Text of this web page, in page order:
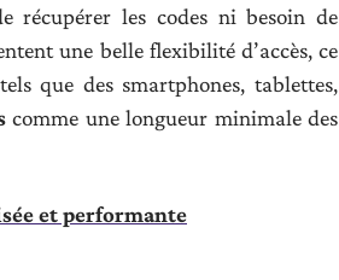
récupérer les codes ni besoin de
une belle flexibilité d’accès, ce
que des smartphones, tablettes,
comme une longueur minimale des
et performante